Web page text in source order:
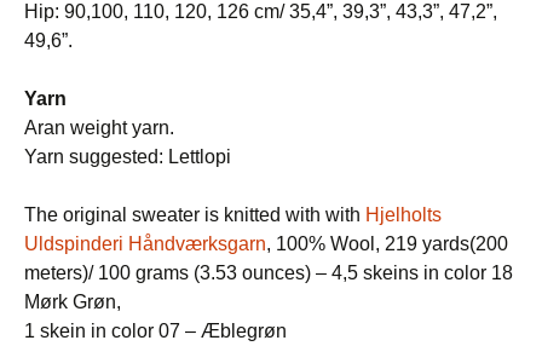
Hip: 90,100, 110, 120, 126 cm/ 35,4”, 39,3”, 43,3”, 47,2”,
49,6”.
Yarn
Aran weight yarn.
Yarn suggested: Lettlopi
The original sweater is knitted with with Hjelholts
Uldspinderi Håndværksgarn, 100% Wool, 219 yards(200
meters)/ 100 grams (3.53 ounces) – 4,5 skeins in color 18
Mørk Grøn,
1 skein in color 07 – Æblegrøn